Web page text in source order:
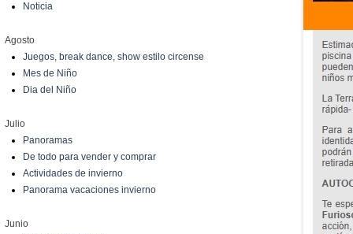
Noticia
Agosto
Juegos, break dance, show estilo circense
Mes de Niño
Dia del Niño
Julio
Panoramas
De todo para vender y comprar
Actividades de invierno
Panorama vacaciones invierno
Junio